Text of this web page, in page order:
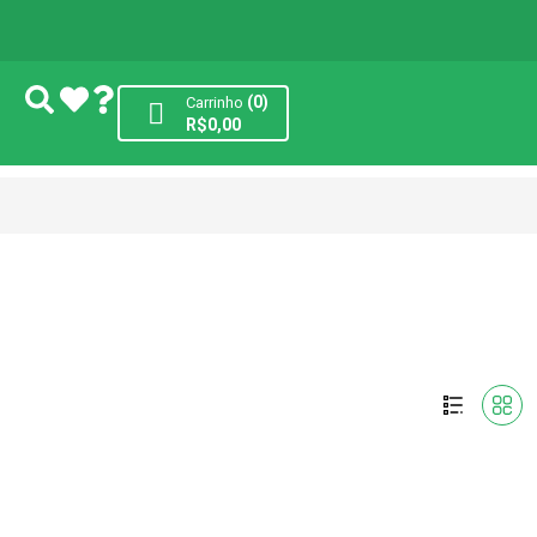
Carrinho (0)
R$0,00